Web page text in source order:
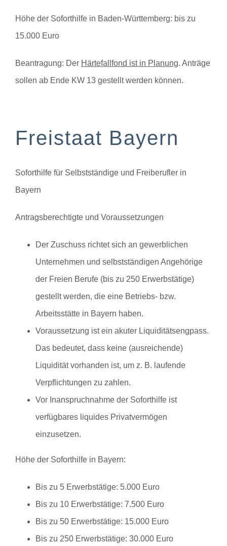
Höhe der Soforthilfe in Baden-Württemberg: bis zu
15.000 Euro
Beantragung: Der Härtefallfond ist in Planung. Anträge
sollen ab Ende KW 13 gestellt werden können.
Freistaat Bayern
Soforthilfe für Selbstständige und Freiberufler in
Bayern
Antragsberechtigte und Voraussetzungen
Der Zuschuss richtet sich an gewerblichen
Unternehmen und selbstständigen Angehörige
der Freien Berufe (bis zu 250 Erwerbstätige)
gestellt werden, die eine Betriebs- bzw.
Arbeitsstätte in Bayern haben.
Voraussetzung ist ein akuter Liquiditätsengpass.
Das bedeutet, dass keine (ausreichende)
Liquidität vorhanden ist, um z. B. laufende
Verpflichtungen zu zahlen.
Vor Inanspruchnahme der Soforthilfe ist
verfügbares liquides Privatvermögen
einzusetzen.
Höhe der Soforthilfe in Bayern:
Bis zu 5 Erwerbstätige: 5.000 Euro
Bis zu 10 Erwerbstätige: 7.500 Euro
Bis zu 50 Erwerbstätige: 15.000 Euro
Bis zu 250 Erwerbstätige: 30.000 Euro